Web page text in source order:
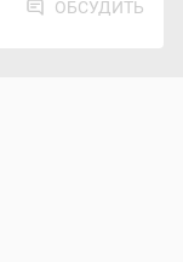
ОБСУДИТЬ